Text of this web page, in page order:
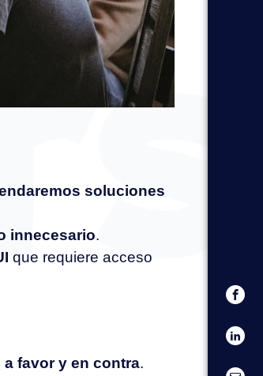
soluciones
innecesario.
que requiere acceso
favor y en contra.